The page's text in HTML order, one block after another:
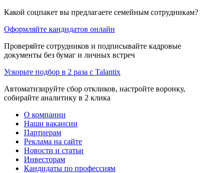
Какой соцпакет вы предлагаете семейным сотрудникам?
Оформляйте кандидатов онлайн
Проверяйте сотрудников и подписывайте кадровые
документы без бумаг и личных встреч
Ускорьте подбор в 2 раза с Talantix
Автоматизируйте сбор откликов, настройте воронку,
собирайте аналитику в 2 клика
О компании
Наши вакансии
Партнерам
Реклама на сайте
Новости и статьи
Инвесторам
Кандидаты по профессиям